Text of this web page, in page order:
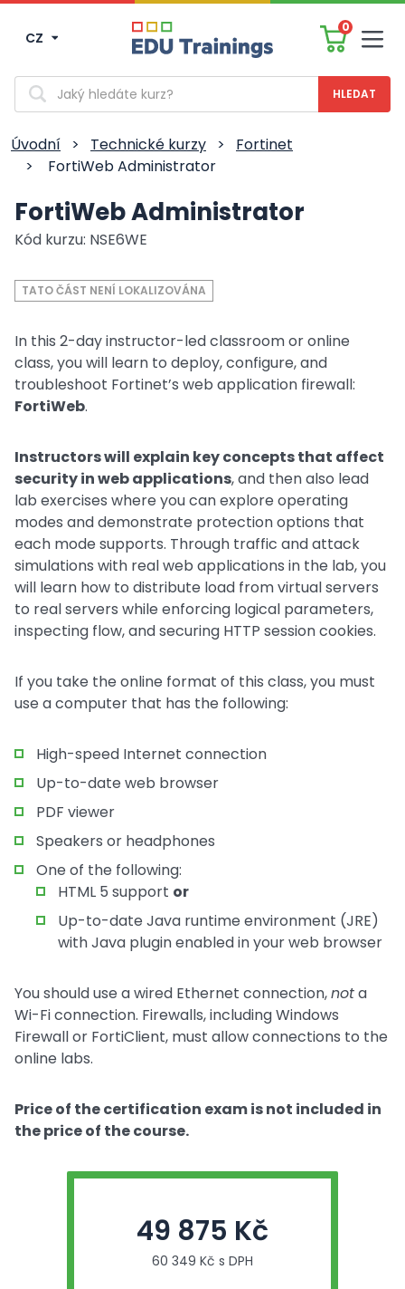
CZ
0
Vyhledávání
Úvodní > Technické kurzy >
Fortinet
>
FortiWeb Administrator
FortiWeb Administrator
Kód kurzu: NSE6WE
TATO ČÁST NENÍ LOKALIZOVÁNA
In this 2-day instructor-led classroom or online
class, you will learn to deploy, configure, and
troubleshoot Fortinet’s web application firewall:
FortiWeb.
Instructors will explain key concepts that affect
security in web applications, and then also lead
lab exercises where you can explore operating
modes and demonstrate protection options that
each mode supports. Through traffic and attack
simulations with real web applications in the lab, you
will learn how to distribute load from virtual servers
to real servers while enforcing logical parameters,
inspecting flow, and securing HTTP session cookies.
If you take the online format of this class, you must
use a computer that has the following:
High-speed Internet connection
Up-to-date web browser
PDF viewer
Speakers or headphones
One of the following:
HTML 5 support or
Up-to-date Java runtime environment (JRE)
with Java plugin enabled in your web browser
You should use a wired Ethernet connection,nota
Wi-Fi connection. Firewalls, including Windows
Firewall or FortiClient, must allow connections to the
online labs.
Price of the certification exam is not included in
the price of the course.
49 875 Kč
60 349 Kč s DPH